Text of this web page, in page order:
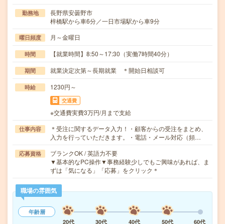
勤務地
長野県安曇野市
梓橋駅から車6分／一日市場駅から車9分
曜日頻度 月～金曜日
時間 【就業時間】8:50～17:30（実働7時間40分）
期間 就業決定次第～長期就業 ＊開始日相談可
時給 1230円～
交通費
※交通費実費3万円/月まで支給
仕事内容
＊受注に関するデータ入力！・顧客からの受注をまとめ、
入力を行っていただきます。・電話・メール対応（頻…
応募資格
ブランクOK / 英語力不要
▼基本的なPC操作▼事務経験少しでもご興味があれば、ま
ずは「気になる」「応募」をクリック＊
職場の雰囲気
年齢層
20代
30代 40代 50代
60代